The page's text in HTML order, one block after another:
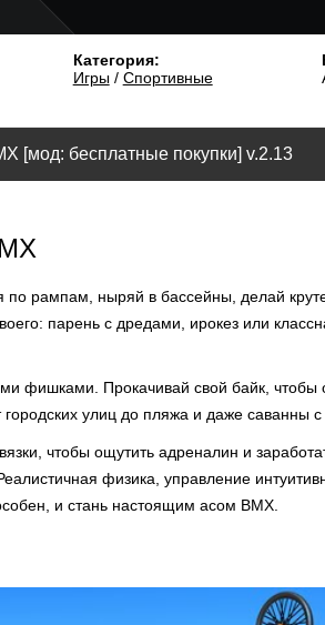
Категория:
Игры/ Спортивные
[мод: бесплатные покупки] v.2.13
по рампам, ныряй в бассейны, делай
парень с дредами, ирокез или
фишками. Прокачивай свой байк, чтобы
улиц до пляжа и даже саванны
чтобы ощутить адреналин и
физика, управление
и стань настоящим асом BMX.